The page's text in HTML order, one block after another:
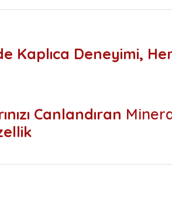
Kaplıca Deneyimi,
Canlandıran